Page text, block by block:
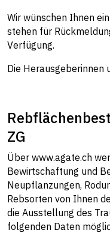
Wir wünschen Ihnen
stehen für
Verfügung.
Die Herausgeberinnen
ZG
Über www.agate.ch
Bewirtschaftung und
Neupflanzungen,
Rebsorten von Ihnen
die Ausstellung des
folgenden Daten